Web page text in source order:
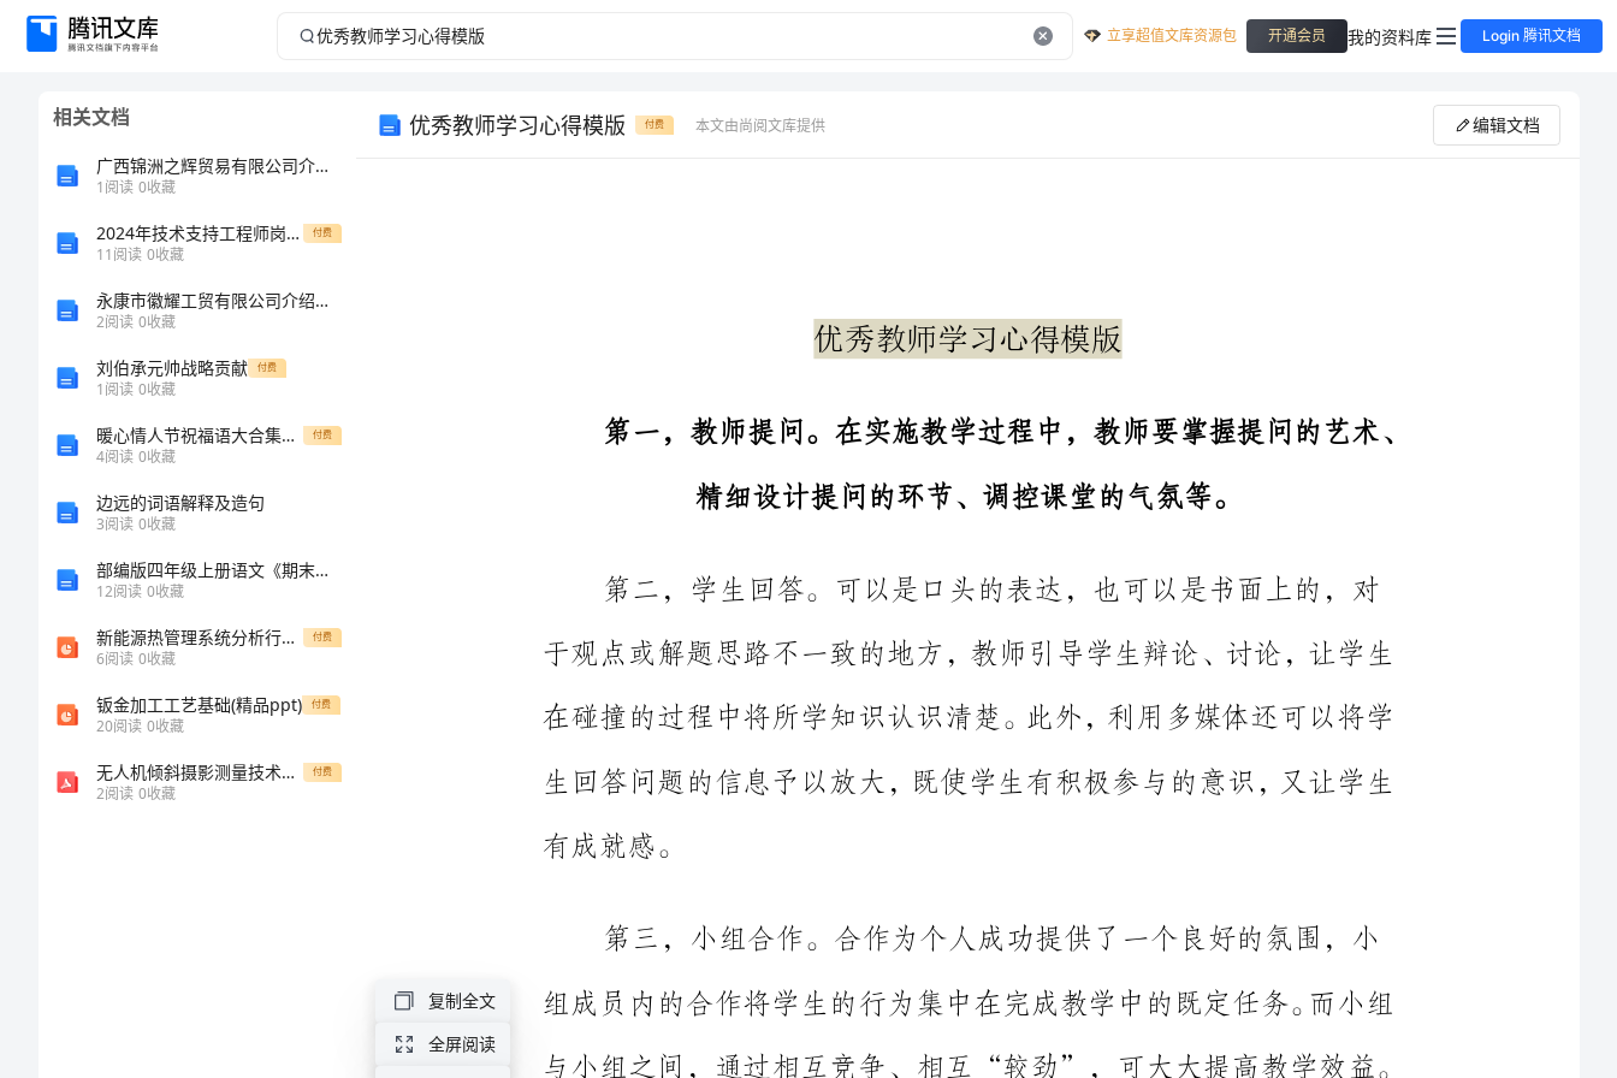
优
立享超值文库资源包 开通会员 我的资料库 Login 腾讯文档
相关文档
广西锦洲之辉贸易有限公司介绍企业发展分析报告
1阅读 0收藏
2024年技术支持工程师岗位职责范本 付费
11阅读 0收藏
永康市徽耀工贸有限公司介绍企业发展分析报告
2阅读 0收藏
刘伯承元帅战略贡献 付费
1阅读 0收藏
暖心情人节祝福语大合集20句 付费
4阅读 0收藏
边远的词语解释及造句
3阅读 0收藏
部编版四年级上册语文《期末》测试卷(汇总)
12阅读 0收藏
新能源热管理系统分析行业报告 付费
6阅读 0收藏
钣金加工工艺基础(精品ppt) 付费
20阅读 0收藏
无人机倾斜摄影测量技术在地质灾害隐患调查中的应用研究 闫烨琛 付费
2阅读 0收藏
优秀教师学习心得模版 付费 本文由尚阅文库提供 编辑文档
个不同的“单元”，以任务的形式，因“任务而导”的时间越多，学
生的学习机会就越多，学生的成功率可能更高。
第一，教师提问。在实施教学过程中，教师要掌握提问的艺术、
于观点或解题思路不一致的地方，教师引导学生辩论、讨论，让学生
生回答问题的信息予以放大，既使学生有积极参与的意识，又让学生
第三，小组合作。合作为个人成功提供了一个良好的氛围，小
组成员内的合作将学生的行为集中在完成教学中的既定任务。而小组
复制全文
全屏阅读